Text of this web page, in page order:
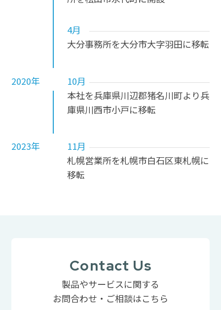
4月
大分事務所を大分市大字羽田に移転
2020年
10月
本社を兵庫県川辺郡猪名川町より兵
庫県川西市小戸に移転
2023年
11月
札幌営業所を札幌市白石区東札幌に
移転
Contact Us
製品やサービスに関する
お問合わせ・ご相談はこちら